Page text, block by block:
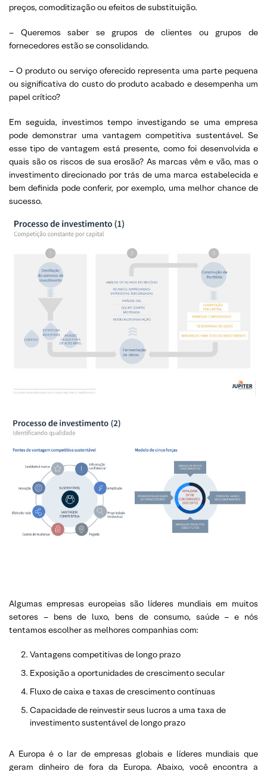
preços, comoditização ou efeitos de substituição.
– Queremos saber se grupos de clientes ou grupos de
fornecedores estão se consolidando.
– O produto ou serviço oferecido representa uma parte pequena
ou significativa do custo do produto acabado e desempenha um
papel crítico?
Em seguida, investimos tempo investigando se uma empresa
pode demonstrar uma vantagem competitiva sustentável. Se
esse tipo de vantagem está presente, como foi desenvolvida e
quais são os riscos de sua erosão? As marcas vêm e vão, mas o
investimento direcionado por trás de uma marca estabelecida e
bem definida pode conferir, por exemplo, uma melhor chance de
sucesso.
Algumas empresas europeias são líderes mundiais em muitos
setores – bens de luxo, bens de consumo, saúde – e nós
tentamos escolher as melhores companhias com:
Vantagens competitivas de longo prazo
Exposição a oportunidades de crescimento secular
Fluxo de caixa e taxas de crescimento contínuas
Capacidade de reinvestir seus lucros a uma taxa de
investimento sustentável de longo prazo
A Europa é o lar de empresas globais e líderes mundiais que
geram dinheiro de fora da Europa. Abaixo, você encontra a